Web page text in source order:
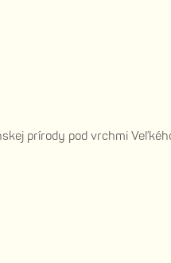
prírody pod vrchmi